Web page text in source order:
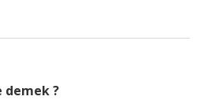
demek ?